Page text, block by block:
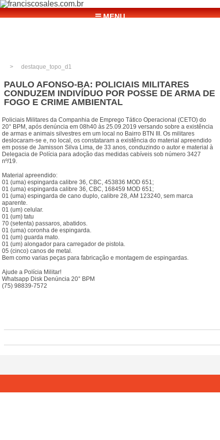
☰ MENU
destaque_topo_d1
PAULO AFONSO-BA: POLICIAIS MILITARES
CONDUZEM INDIVÍDUO POR POSSE DE ARMA DE
FOGO E CRIME AMBIENTAL
Policiais Militares da Companhia de Emprego Tático Operacional (CETO) do
20° BPM, após denúncia em 08h40 às 25.09.2019 versando sobre a existência
de armas e animais silvestres em um local no Bairro BTN III. Os militares
deslocaram-se e, no local, os constataram a existência do material apreendido
em posse de Jamisson Silva Lima, de 33 anos, conduzindo o autor e material à
Delegacia de Polícia para adoção das medidas cabíveis sob número 3427
nº/19.
Material apreendido:
01 (uma) espingarda calibre 36, CBC, 453836 MOD 651;
01 (uma) espingarda calibre 36, CBC, 168459 MOD 651;
01 (uma) espingarda de cano duplo, calibre 28, AM 123240, sem marca
aparente.
01 (um) celular.
01 (um) tatu
70 (setenta) passaros, abatidos.
01 (uma) coronha de espingarda.
01 (um) guarda mato.
01 (um) alongador para carregador de pistola.
05 (cinco) canos de metal.
Bem como varias peças para fabricação e montagem de espingardas.
Ajude a Polícia Militar!
Whatsapp Disk Denúncia 20° BPM
(75) 98839-7572